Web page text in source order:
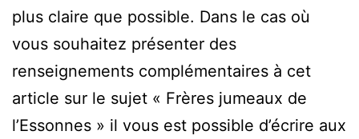
plus claire que possible. Dans le cas où
vous souhaitez présenter des
renseignements complémentaires à cet
article sur le sujet « Frères jumeaux de
l’Essonnes » il vous est possible d’écrire aux